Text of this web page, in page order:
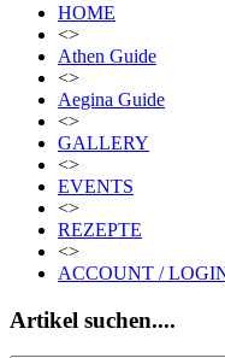
HOME
<>
Athen Guide
<>
Aegina Guide
<>
GALLERY
<>
EVENTS
<>
REZEPTE
<>
ACCOUNT /
Artikel suchen....